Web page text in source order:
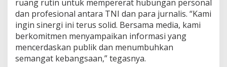
ruang rutin untuk mempererat hubungan personal
dan profesional antara TNI dan para jurnalis. “Kami
ingin sinergi ini terus solid. Bersama media, kami
berkomitmen menyampaikan informasi yang
mencerdaskan publik dan menumbuhkan
semangat kebangsaan,” tegasnya.